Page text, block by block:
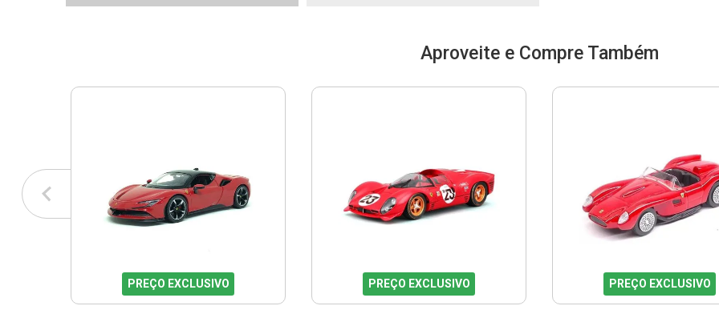
Aproveite e Compre Também
PREÇO EXCLUSIVO PREÇO EXCLUSIVO PREÇO EXCLUSIVO